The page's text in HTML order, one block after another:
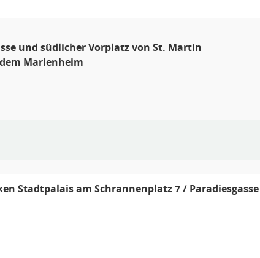
und südlicher Vorplatz von St. Martin
Marienheim
Stadtpalais am Schrannenplatz 7 / Paradiesgasse